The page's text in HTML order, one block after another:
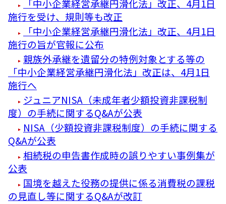
「中小企業経営承継円滑化法」改正、4月1日
施行を受け、規則等も改正
「中小企業経営承継円滑化法」改正、4月1日
施行の旨が官報に公布
親族外承継を遺留分の特例対象とする等の
「中小企業経営承継円滑化法」改正は、4月1日
施行へ
ジュニアNISA（未成年者少額投資非課税制
度）の手続に関するQ&Aが公表
NISA（少額投資非課税制度）の手続に関する
Q&Aが公表
相続税の申告書作成時の誤りやすい事例集が
公表
国境を越えた役務の提供に係る消費税の課税
の見直し等に関するQ&Aが改訂